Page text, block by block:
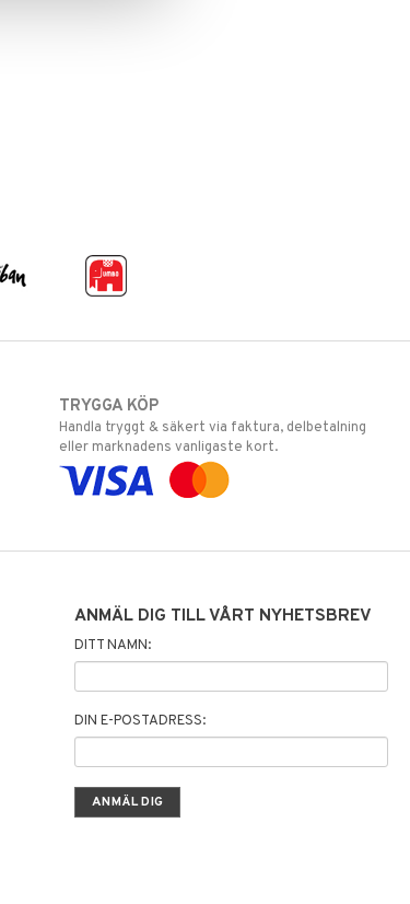
TRYGGA KÖP
Handla tryggt & säkert via faktura, delbetalning
eller marknadens vanligaste kort.
ANMÄL DIG TILL VÅRT NYHETSBREV
DITT NAMN:
DIN E-POSTADRESS: